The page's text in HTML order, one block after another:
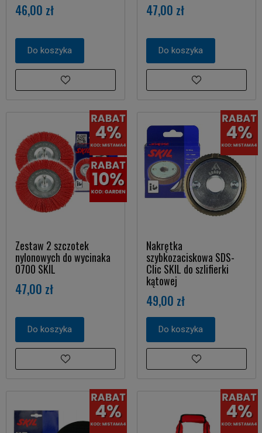
46,00 zł
Do koszyka
47,00 zł
Do koszyka
Zestaw 2 szczotek
nylonowych do wycinaka
0700 SKIL
47,00 zł
Do koszyka
Nakrętka
szybkozaciskowa SDS-
Clic SKIL do szlifierki
kątowej
49,00 zł
Do koszyka